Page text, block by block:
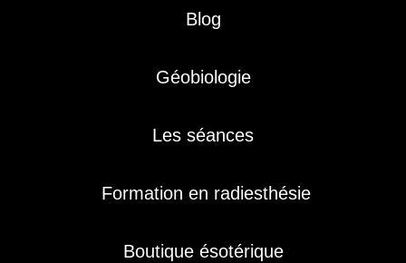
Blog
Géobiologie
Les séances
Formation en radiesthésie
Boutique ésotérique